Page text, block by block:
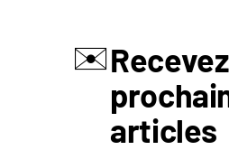
✉️
articles